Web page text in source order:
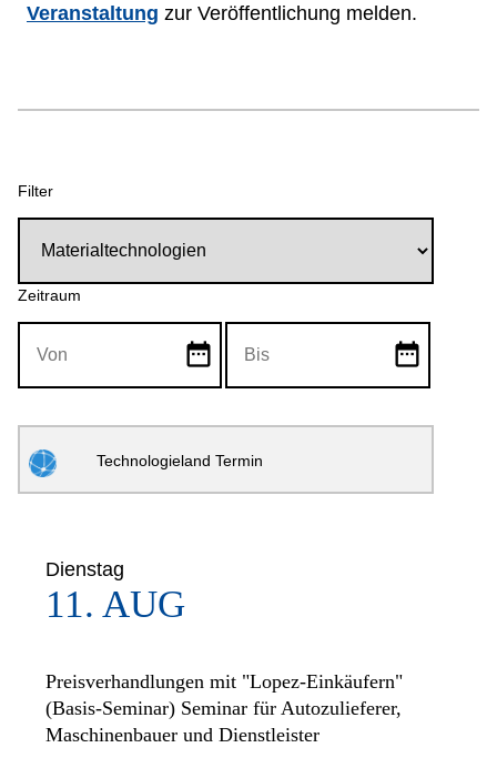
Veranstaltung zur Veröffentlichung melden.
Filter
Zeitraum
date_range date_range
Technologieland Termin
Dienstag
11. AUG
Preisverhandlungen mit "Lopez-Einkäufern"
(Basis-Seminar) Seminar für Autozulieferer,
Maschinenbauer und Dienstleister